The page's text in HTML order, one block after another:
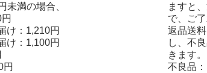
未満の場合、
け：1,210円
け：1,100円
円
ますと
で、ご
返品送
し、不
きます。
不良品